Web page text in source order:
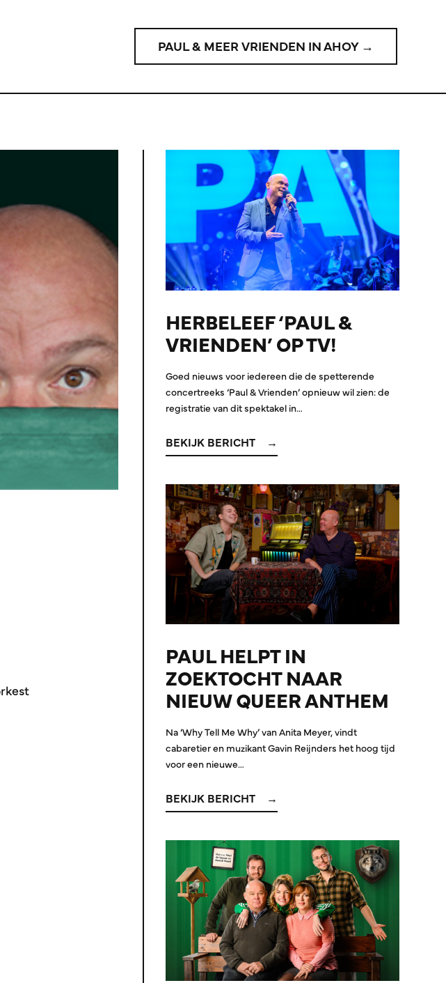
PAUL & MEER VRIENDEN IN AHOY →
HERBELEEF ‘PAUL &
VRIENDEN’ OP TV!
Goed nieuws voor iedereen die de spetterende
concertreeks ‘Paul & Vrienden’ opnieuw wil zien: de
registratie van dit spektakel in…
BEKIJK BERICHT
PAUL HELPT IN
ZOEKTOCHT NAAR
NIEUW QUEER ANTHEM
Na ‘Why Tell Me Why’ van Anita Meyer, vindt
cabaretier en muzikant Gavin Reijnders het hoog tijd
voor een nieuwe…
BEKIJK BERICHT